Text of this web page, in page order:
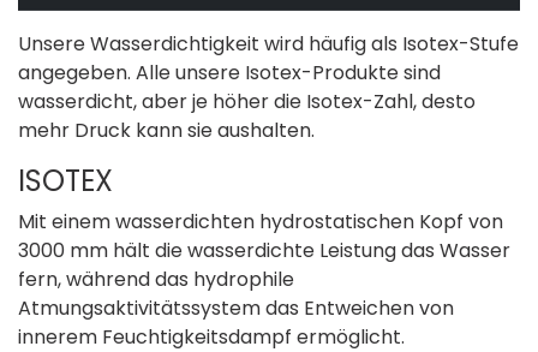
Unsere Wasserdichtigkeit wird häufig als Isotex-Stufe
angegeben. Alle unsere Isotex-Produkte sind
wasserdicht, aber je höher die Isotex-Zahl, desto
mehr Druck kann sie aushalten.
ISOTEX
Mit einem wasserdichten hydrostatischen Kopf von
3000 mm hält die wasserdichte Leistung das Wasser
fern, während das hydrophile
Atmungsaktivitätssystem das Entweichen von
innerem Feuchtigkeitsdampf ermöglicht.